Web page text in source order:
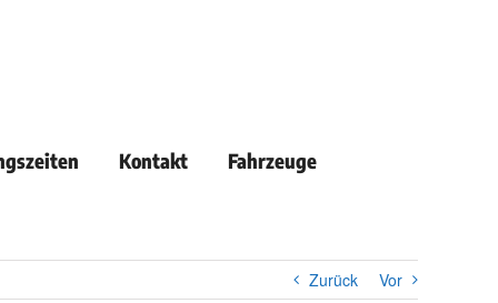
Kontakt Fahrzeuge
Zurück Vor